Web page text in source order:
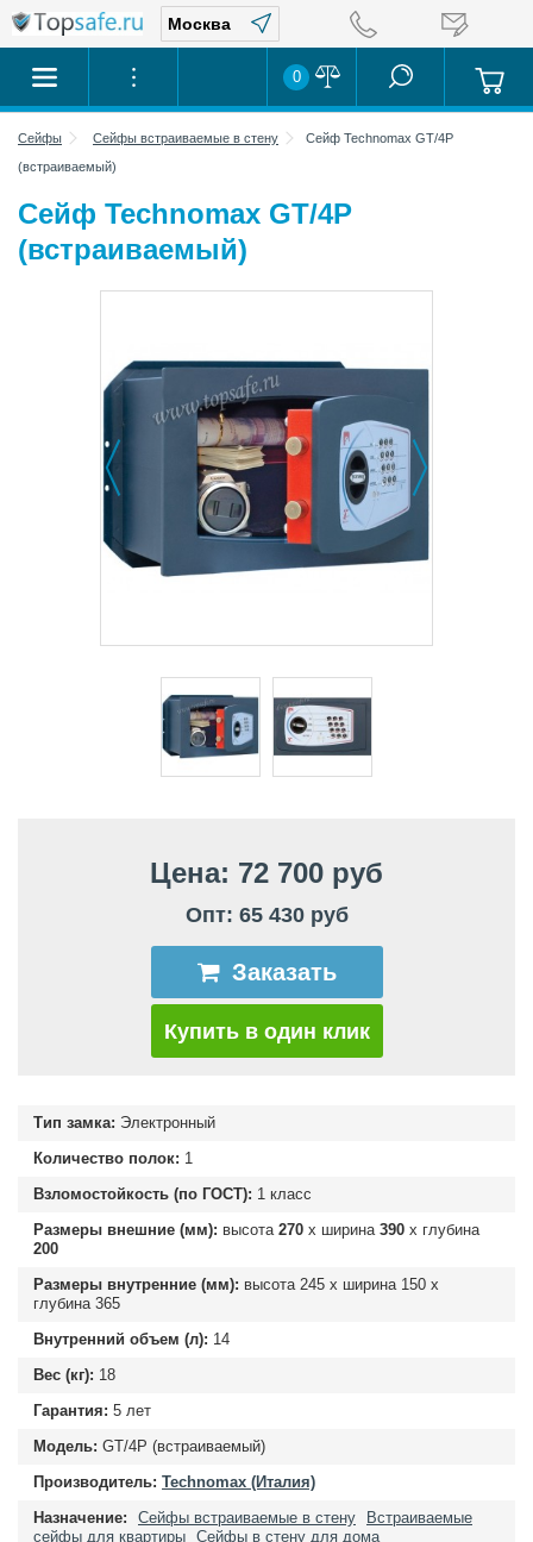
0
Сейфы Сейфы встраиваемые в стену
Сейф Technomax GT/4P
(встраиваемый)
Сейф Technomax GT/4P
(встраиваемый)
Цена: 72 700 руб
Опт: 65 430 руб
Заказать
Купить в один клик
Тип замка: Электронный
Количество полок: 1
Взломостойкость (по ГОСТ): 1 класс
Размеры внешние (мм): высота 270 х ширина 390 х глубина
200
Размеры внутренние (мм): высота 245 х ширина 150 х
глубина 365
Внутренний объем (л): 14
Вес (кг): 18
Гарантия: 5 лет
Модель: GT/4P (встраиваемый)
Производитель: Technomax (Италия)
Назначение:
Сейфы встраиваемые в стену
Встраиваемые
сейфы для квартиры Сейфы в стену для дома